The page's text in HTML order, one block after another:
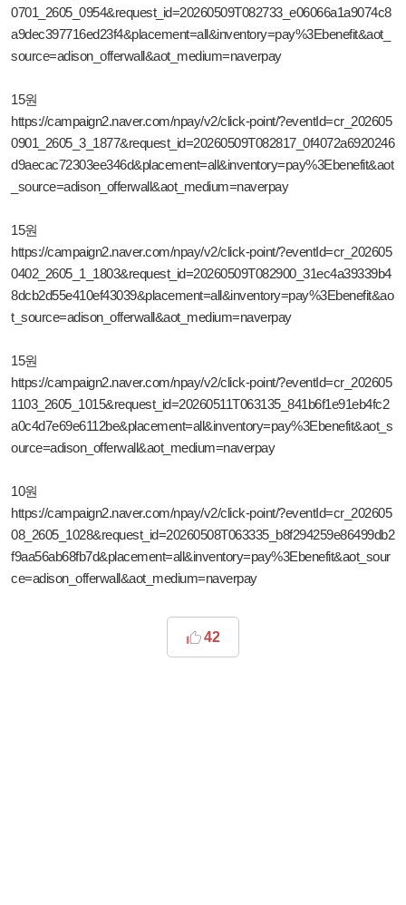
0701_2605_0954&request_id=20260509T082733_e06066a1a9074c8
a9dec397716ed23f4&placement=all&inventory=pay%3Ebenefit&aot_
source=adison_offerwall&aot_medium=naverpay
15원
https://campaign2.naver.com/npay/v2/click-point/?eventId=cr_202605
0901_2605_3_1877&request_id=20260509T082817_0f4072a6920246
d9aecac72303ee346d&placement=all&inventory=pay%3Ebenefit&aot
_source=adison_offerwall&aot_medium=naverpay
15원
https://campaign2.naver.com/npay/v2/click-point/?eventId=cr_202605
0402_2605_1_1803&request_id=20260509T082900_31ec4a39339b4
8dcb2d55e410ef43039&placement=all&inventory=pay%3Ebenefit&ao
t_source=adison_offerwall&aot_medium=naverpay
15원
https://campaign2.naver.com/npay/v2/click-point/?eventId=cr_202605
1103_2605_1015&request_id=20260511T063135_841b6f1e91eb4fc2
a0c4d7e69e6112be&placement=all&inventory=pay%3Ebenefit&aot_s
ource=adison_offerwall&aot_medium=naverpay
10원
https://campaign2.naver.com/npay/v2/click-point/?eventId=cr_202605
08_2605_1028&request_id=20260508T063335_b8f294259e86499db2
f9aa56ab68fb7d&placement=all&inventory=pay%3Ebenefit&aot_sour
ce=adison_offerwall&aot_medium=naverpay
42